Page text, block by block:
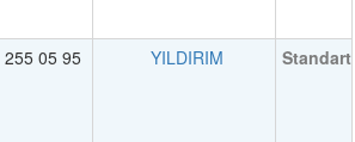
255 05 95 YILDIRIM Standart